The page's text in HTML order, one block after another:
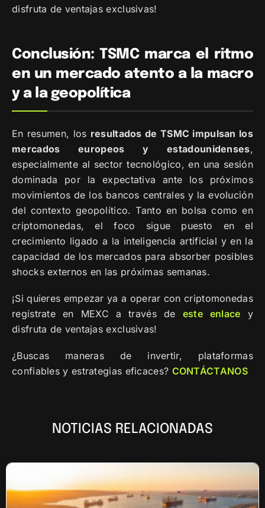
disfruta de ventajas exclusivas!
Conclusión: TSMC marca el ritmo
en un mercado atento a la macro
y a la geopolítica
En resumen, los resultados de TSMC impulsan los
mercados europeos y estadounidenses,
especialmente al sector tecnológico, en una sesión
dominada por la expectativa ante los próximos
movimientos de los bancos centrales y la evolución
del contexto geopolítico. Tanto en bolsa como en
criptomonedas, el foco sigue puesto en el
crecimiento ligado a la inteligencia artificial y en la
capacidad de los mercados para absorber posibles
shocks externos en las próximas semanas.
¡Si quieres empezar ya a operar con criptomonedas
regístrate en MEXC a través de este enlace y
disfruta de ventajas exclusivas!
¿Buscas maneras de invertir, plataformas
confiables y estrategias eficaces? CONTÁCTANOS
NOTICIAS RELACIONADAS